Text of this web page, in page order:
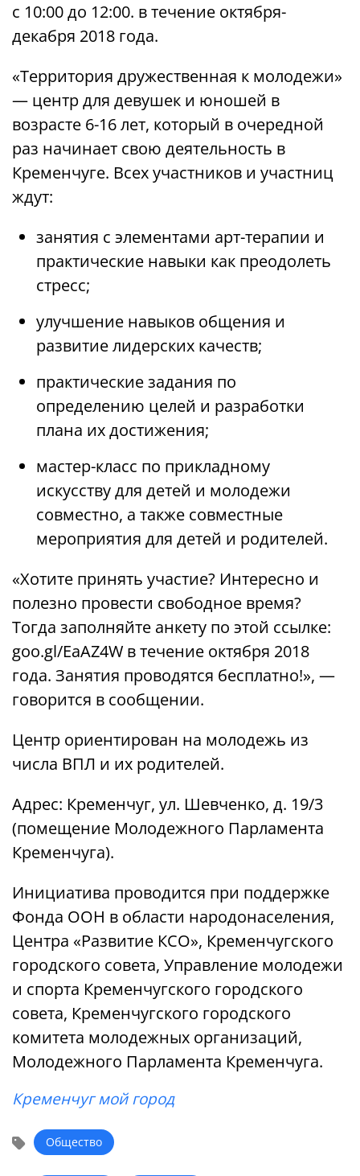
с 10:00 до 12:00. в течение октября-
декабря 2018 года.
«Территория дружественная к молодежи»
— центр для девушек и юношей в
возрасте 6-16 лет, который в очередной
раз начинает свою деятельность в
Кременчуге. Всех участников и участниц
ждут:
занятия с элементами арт-терапии и
практические навыки как преодолеть
стресс;
улучшение навыков общения и
развитие лидерских качеств;
практические задания по
определению целей и разработки
плана их достижения;
мастер-класс по прикладному
искусству для детей и молодежи
совместно, а также совместные
мероприятия для детей и родителей.
«Хотите принять участие? Интересно и
полезно провести свободное время?
Тогда заполняйте анкету по этой ссылке:
goo.gl/EaAZ4W в течение октября 2018
года. Занятия проводятся бесплатно!», —
говорится в сообщении.
Центр ориентирован на молодежь из
числа ВПЛ и их родителей.
Адрес: Кременчуг, ул. Шевченко, д. 19/3
(помещение Молодежного Парламента
Кременчуга).
Инициатива проводится при поддержке
Фонда ООН в области народонаселения,
Центра «Развитие КСО», Кременчугского
городского совета, Управление молодежи
и спорта Кременчугского городского
совета, Кременчугского городского
комитета молодежных организаций,
Молодежного Парламента Кременчуга.
Кременчуг мой город
Общество